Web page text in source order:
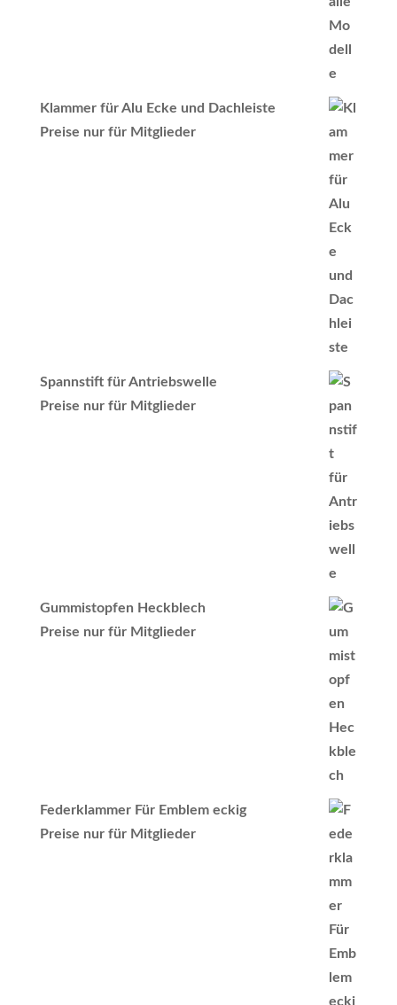
Klammer für Alu Ecke und Dachleiste
Preise nur für Mitglieder
Spannstift für Antriebswelle
Preise nur für Mitglieder
Gummistopfen Heckblech
Preise nur für Mitglieder
Federklammer Für Emblem eckig
Preise nur für Mitglieder